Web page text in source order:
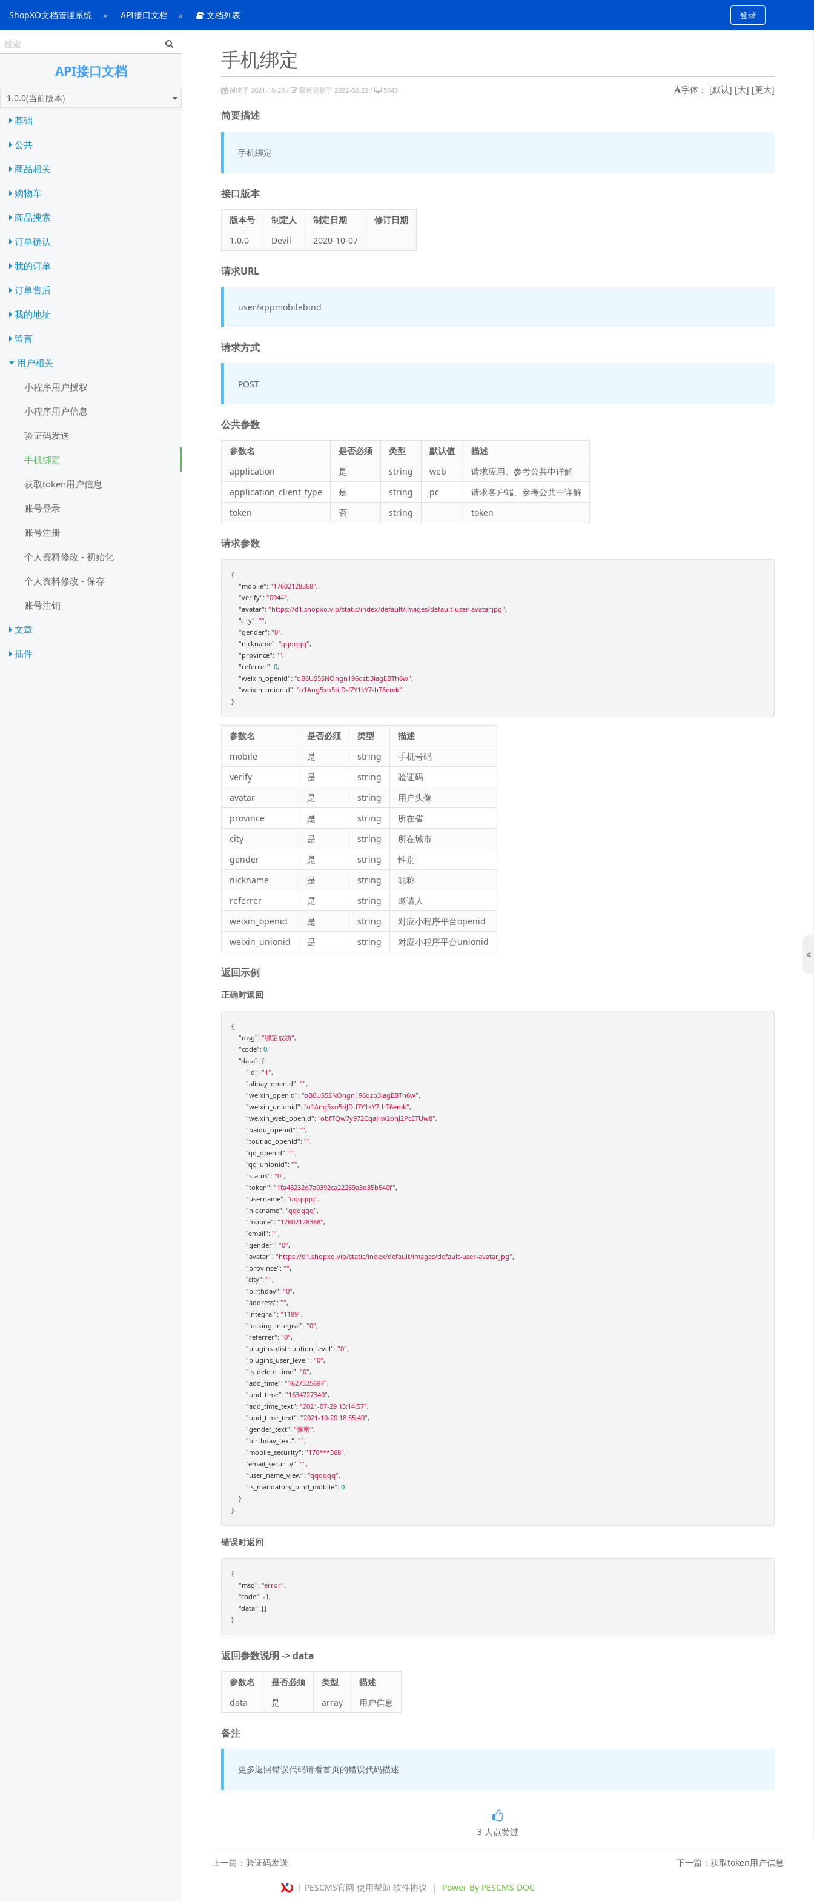
ShopXO文档管理系统 API接口文档 文档列表 登录
API接口文档
1.0.0(当前版本)
基础
公共
商品相关
购物车
商品搜索
订单确认
我的订单
订单售后
我的地址
留言
用户相关
小程序用户授权
小程序用户信息
验证码发送
手机绑定
获取token用户信息
账号登录
账号注册
个人资料修改 - 初始化
个人资料修改 - 保存
账号注销
文章
插件
手机绑定
创建于 2021-10-20 / 最近更新于 2022-02-22 / 5643 字体： [默认] [大] [更大]
简要描述
手机绑定
接口版本
版本号 制定人 制定日期
修订日期
1.0.0
Devil 2020-10-07
请求URL
user/appmobilebind
请求方式
POST
公共参数
参数名 是否必须 类型 默认值
描述
application
是 string web
请求应用、参考公共中详解
application_client_type
是 string pc
请求客户端、参考公共中详解
token
否 string token
请求参数
{
"mobile": "17602128368",
"verify": "0944",
"avatar": "https://d1.shopxo.vip/static/index/default/images/default-user-avatar.jpg",
"city": "",
"gender": "0",
"nickname": "qqqqqq",
"province": "",
"referrer": 0,
"weixin_openid": "oB6US5SNOngn196qzb3lagEBTh6w",
"weixin_unionid": "o1Ang5xo5tiJD-l7Y1kY7-hT6emk"
}
参数名 是否必须 类型
描述
mobile
是 string
手机号码
verify
是 string
验证码
avatar
是 string
用户头像
province
是 string
所在省
city
是 string
所在城市
gender
是 string
性别
nickname
是 string
昵称
referrer
是 string
邀请人
weixin_openid
是 string
对应小程序平台openid
weixin_unionid
是 string 对应小程序平台unionid
返回示例
正确时返回
{
"msg": "绑定成功",
"code": 0,
"data": {
"id": "1",
"alipay_openid": "",
"weixin_openid": "oB6US5SNOngn196qzb3lagEBTh6w",
"weixin_unionid": "o1Ang5xo5tiJD-l7Y1kY7-hT6emk",
"weixin_web_openid": "obfTQw7y972CqaHw2ohJ2PcETUw8",
"baidu_openid": "",
"toutiao_openid": "",
"qq_openid": "",
"qq_unionid": "",
"status": "0",
"token": "1fa48232d7a0392ca22269a3d35b540f",
"username": "qqqqqq",
"nickname": "qqqqqq",
"mobile": "17602128368",
"email": "",
"gender": "0",
"avatar": "https://d1.shopxo.vip/static/index/default/images/default-user-avatar.jpg",
"province": "",
"city": "",
"birthday": "0",
"address": "",
"integral": "1189",
"locking_integral": "0",
"referrer": "0",
"plugins_distribution_level": "0",
"plugins_user_level": "0",
"is_delete_time": "0",
"add_time": "1627535697",
"upd_time": "1634727340",
"add_time_text": "2021-07-29 13:14:57",
"upd_time_text": "2021-10-20 18:55:40",
"gender_text": "保密",
"birthday_text": "",
"mobile_security": "176***368",
"email_security": "",
"user_name_view": "qqqqqq",
"is_mandatory_bind_mobile": 0
    }
}
错误时返回
{
"msg": "error",
"code": -1,
"data": []
}
返回参数说明 -> data
参数名 是否必须 类型
描述
data
是 array 用户信息
备注
更多返回错误代码请看首页的错误代码描述
3 人点赞过
上一篇：验证码发送 下一篇：获取token用户信息
PESCMS官网 使用帮助 软件协议 Power By PESCMS DOC